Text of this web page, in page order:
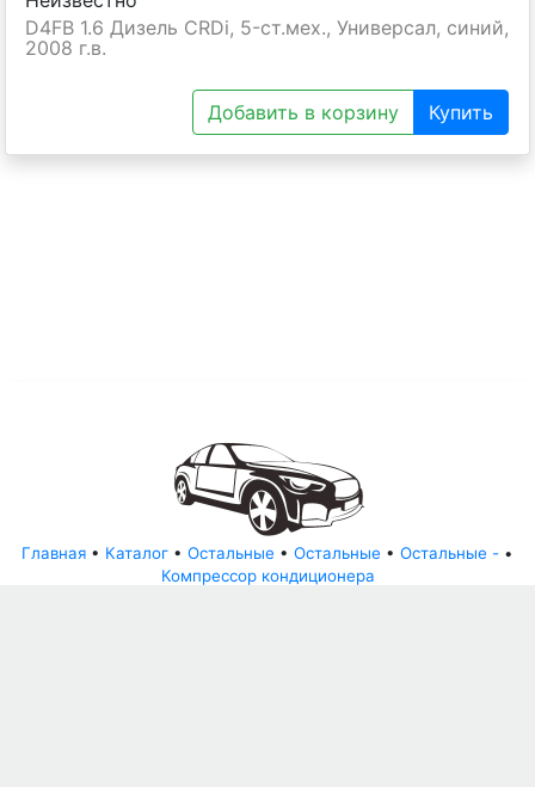
D4FB 1.6 Дизель CRDi, 5-ст.мех., Универсал, синий,
2008 г.в.
Добавить в корзину Купить
Главная • Каталог • Остальные • Остальные • Остальные - •
Компрессор кондиционера